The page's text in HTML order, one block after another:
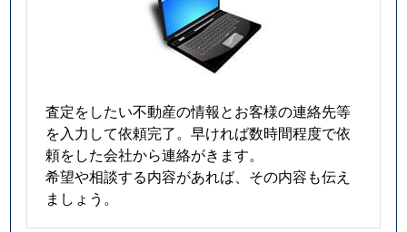
査定をしたい不動産の情報とお客様の連絡先等
を入力して依頼完了。早ければ数時間程度で依
頼をした会社から連絡がきます。
希望や相談する内容があれば、その内容も伝え
ましょう。